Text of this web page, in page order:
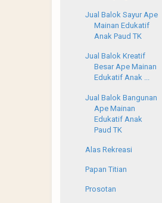
Jual Balok Sayur Ape
Mainan Edukatif
Anak Paud TK
Jual Balok Kreatif
Besar Ape Mainan
Edukatif Anak ...
Jual Balok Bangunan
Ape Mainan
Edukatif Anak
Paud TK
Alas Rekreasi
Papan Titian
Prosotan